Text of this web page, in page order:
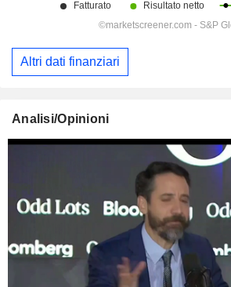
Altri dati finanziari
Analisi/Opinioni